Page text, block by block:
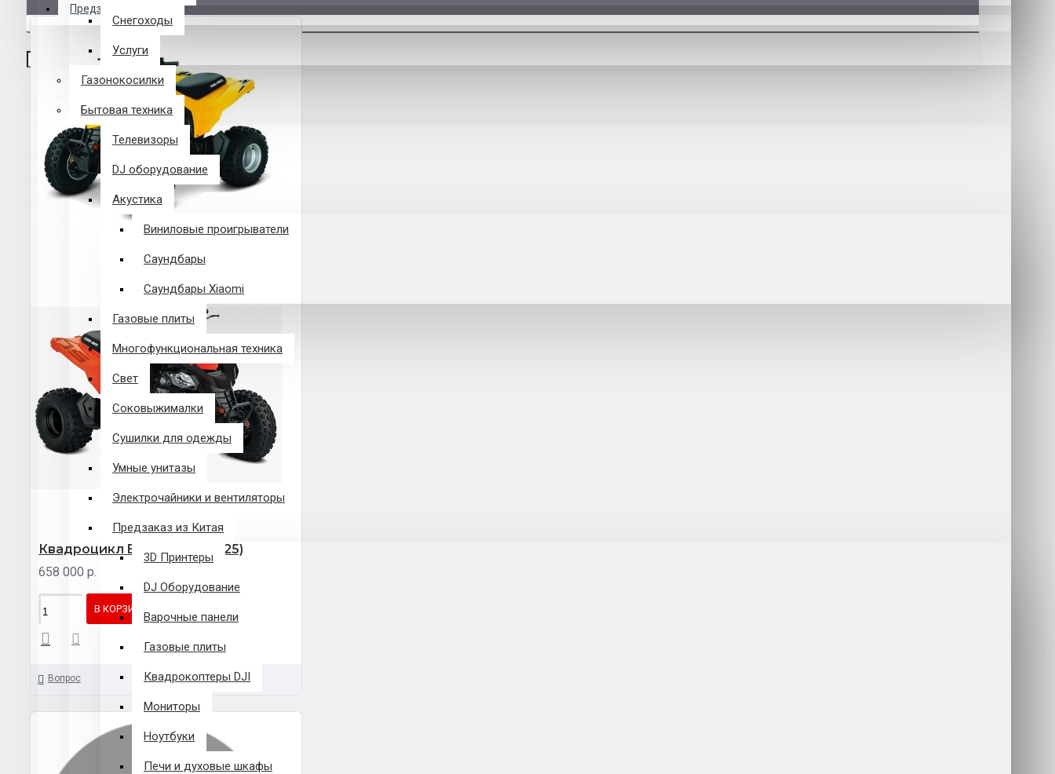
Предзаказ из Китая
В корзине пусто!Снегоходы
Услуги
Газонокосилки
Бытовая техника
Телевизоры
DJ оборудование
Акустика
Виниловые проигрыватели
Саундбары
Саундбары Xiaomi
Газовые плиты
Многофункциональная техника
Свет
Соковыжималки
Сушилки для одежды
Умные унитазы
Электрочайники и вентиляторы
Предзаказ из Китая
3D Принтеры
DJ Оборудование
Варочные панели
Газовые плиты
Квадрокоптеры DJI
Мониторы
Ноутбуки
Печи и духовые шкафы
Квадроцикл BRP DS 250(2025)
658 000 р.
В КОРЗИНУ
Вопрос